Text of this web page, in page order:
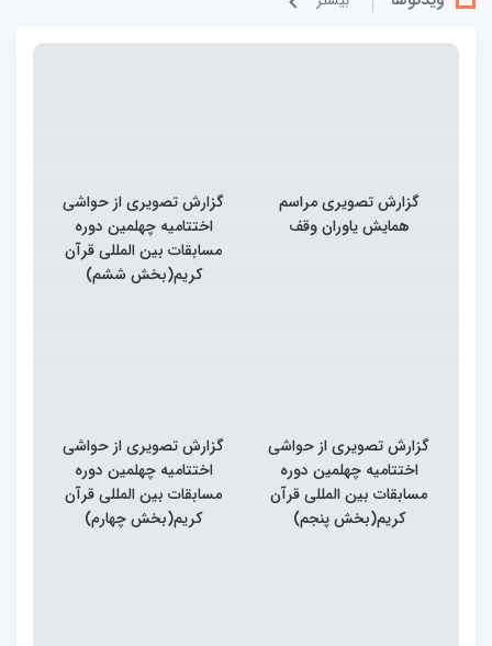
گزارش تصویری مراسم
همایش یاوران وقف
گزارش تصویری از حواشی
اختتامیه چهلمین دوره
مسابقات بین المللی قرآن
کریم(بخش ششم)
گزارش تصویری از حواشی
اختتامیه چهلمین دوره
مسابقات بین المللی قرآن
کریم(بخش پنجم)
گزارش تصویری از حواشی
اختتامیه چهلمین دوره
مسابقات بین المللی قرآن
کریم(بخش چهارم)